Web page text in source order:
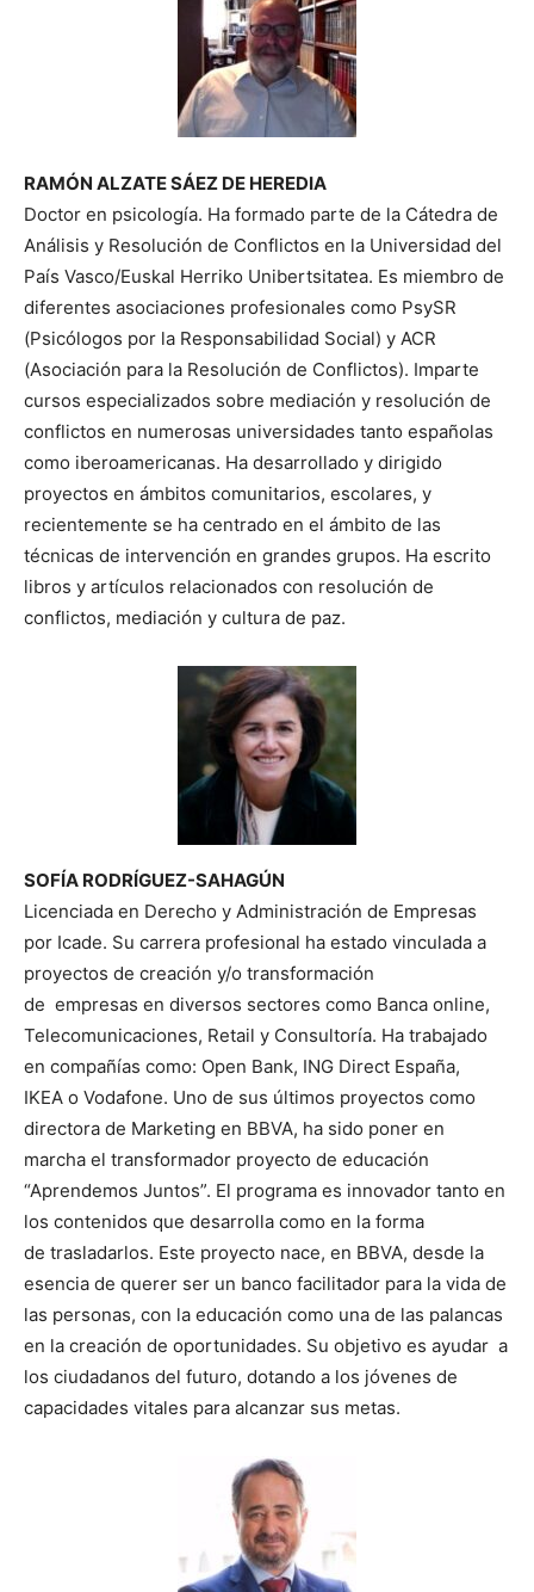
RAMÓN ALZATE SÁEZ DE HEREDIA
Doctor en psicología. Ha formado parte de la Cátedra de
Análisis y Resolución de Conflictos en la Universidad del
País Vasco/Euskal Herriko Unibertsitatea. Es miembro de
diferentes asociaciones profesionales como PsySR
(Psicólogos por la Responsabilidad Social) y ACR
(Asociación para la Resolución de Conflictos). Imparte
cursos especializados sobre mediación y resolución de
conflictos en numerosas universidades tanto españolas
como iberoamericanas. Ha desarrollado y dirigido
proyectos en ámbitos comunitarios, escolares, y
recientemente se ha centrado en el ámbito de las
técnicas de intervención en grandes grupos. Ha escrito
libros y artículos relacionados con resolución de
conflictos, mediación y cultura de paz.
SOFÍA RODRÍGUEZ-SAHAGÚN
Licenciada en Derecho y Administración de Empresas
por Icade. Su carrera profesional ha estado vinculada a
proyectos de creación y/o transformación
de empresas en diversos sectores como Banca online,
Telecomunicaciones, Retail y Consultoría. Ha trabajado
en compañías como: Open Bank, ING Direct España,
IKEA o Vodafone. Uno de sus últimos proyectos como
directora de Marketing en BBVA, ha sido poner en
marcha el transformador proyecto de educación
“Aprendemos Juntos”. El programa es innovador tanto en
los contenidos que desarrolla como en la forma
de trasladarlos. Este proyecto nace, en BBVA, desde la
esencia de querer ser un banco facilitador para la vida de
las personas, con la educación como una de las palancas
en la creación de oportunidades. Su objetivo es ayudar a
los ciudadanos del futuro, dotando a los jóvenes de
capacidades vitales para alcanzar sus metas.